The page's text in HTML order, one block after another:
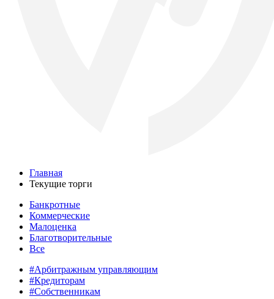
Главная
Текущие торги
Банкротные
Коммерческие
Малоценка
Благотворительные
Все
#Арбитражным управляющим
#Кредиторам
#Собственникам